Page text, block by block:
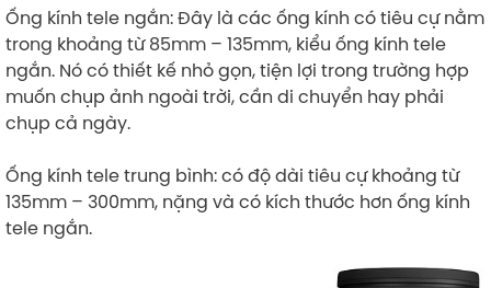
Ống kính tele ngắn: Đây là các ống kính có tiêu cự nằm
trong khoảng từ 85mm – 135mm, kiểu ống kính tele
ngắn. Nó có thiết kế nhỏ gọn, tiện lợi trong trường hợp
muốn chụp ảnh ngoài trời, cần di chuyển hay phải
chụp cả ngày.
Ống kính tele trung bình: có độ dài tiêu cự khoảng từ
135mm – 300mm, nặng và có kích thước hơn ống kính
tele ngắn.